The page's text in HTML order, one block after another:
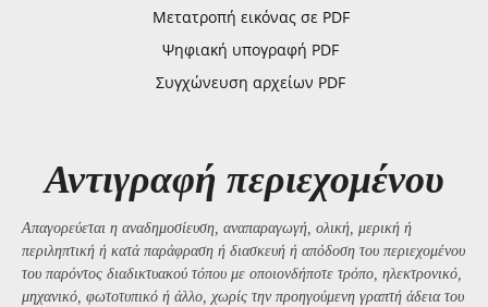
Μετατροπή εικόνας σε PDF
Ψηφιακή υπογραφή PDF
Συγχώνευση αρχείων PDF
Αντιγραφή περιεχομένου
Απαγορεύεται η αναδημοσίευση, αναπαραγωγή, ολική, μερική ή
περιληπτική ή κατά παράφραση ή διασκευή ή απόδοση του περιεχομένου
του παρόντος διαδικτυακού τόπου με οποιονδήποτε τρόπο, ηλεκτρονικό,
μηχανικό, φωτοτυπικό ή άλλο, χωρίς την προηγούμενη γραπτή άδεια του